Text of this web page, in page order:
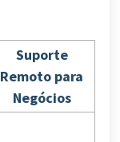
Suporte
Remoto para
Negócios